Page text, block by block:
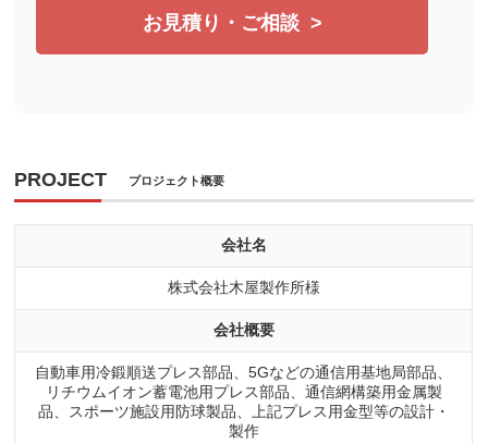
お見積り・ご相談
PROJECT プロジェクト概要
会社名
株式会社木屋製作所様
会社概要
自動車用冷鍛順送プレス部品、5Gなどの通信用基地局部品、
リチウムイオン蓄電池用プレス部品、通信網構築用金属製
品、スポーツ施設用防球製品、上記プレス用金型等の設計・
製作